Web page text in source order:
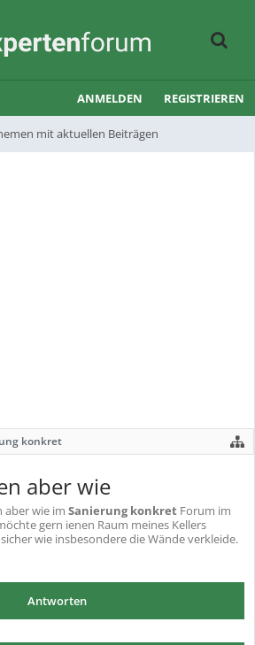
mit aktuellen Beiträgen
ANMELDEN REGISTRIEREN
konkret
aber wie
aber wie im Sanierung konkret Forum im
gern ienen Raum meines Kellers
wie insbesondere die Wände verkleide.
Antworten